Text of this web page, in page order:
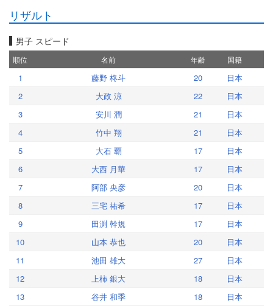
リザルト
男子 スピード
順位 名前 年齢 国籍
1 藤野 柊斗 20
日本
2
大政 涼 22
日本
3
安川 潤 21
日本
4
竹中 翔 21
日本
5
大石 覇 17
日本
6
大西 月華 17
日本
7
阿部 央彦 20
日本
8
三宅 祐希 17
日本
9
田渕 幹規 17
日本
10
山本 恭也 20
日本
11
池田 雄大 27
日本
12
上柿 銀大 18
日本
13
谷井 和季 18
日本